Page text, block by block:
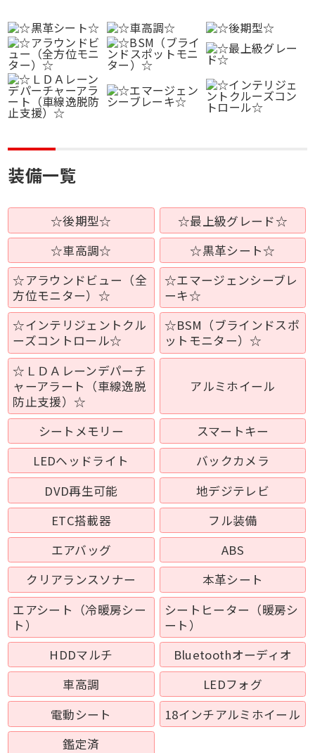
装備一覧
☆後期型☆
☆最上級グレード☆
☆車高調☆
☆黒革シート☆
☆アラウンドビュー（全
方位モニター）☆
☆エマージェンシーブレ
ーキ☆
☆インテリジェントクル
ーズコントロール☆
☆BSM（ブラインドスポ
ットモニター）☆
☆ＬＤＡレーンデパーチ
ャーアラート（車線逸脱
防止支援）☆
アルミホイール
シートメモリー
スマートキー
LEDヘッドライト
バックカメラ
DVD再生可能
地デジテレビ
ETC搭載器
フル装備
エアバッグ
ABS
クリアランスソナー
本革シート
エアシート（冷暖房シー
ト）
シートヒーター（暖房シ
ート）
HDDマルチ
Bluetoothオーディオ
車高調
LEDフォグ
電動シート
18インチアルミホイール
鑑定済